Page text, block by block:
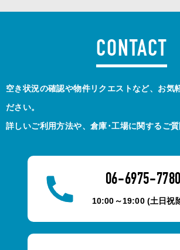
CONTACT
空き状況の確認や物件リクエストなど、お気
ださい。
詳しいご利用方法や、倉庫･工場に関するご質
06-6975-7780
10:00～19:00 (土日祝